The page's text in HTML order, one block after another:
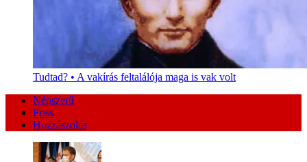
Tudtad? • A vakírás feltalálója maga is vak volt
Népszerű
Friss
Hozzászólás